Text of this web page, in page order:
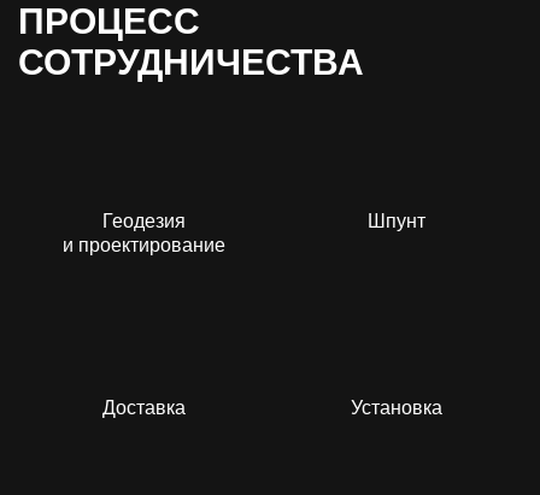
ПРОЦЕСС
СОТРУДНИЧЕСТВА
Геодезия
и проектирование
Шпунт
Доставка Установка